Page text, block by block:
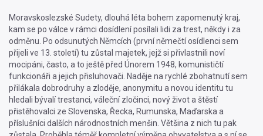
Moravskoslezské Sudety, dlouhá léta bohem zapomenutý kraj,
kam se po válce v rámci dosídlení posílali lidi za trest, někdy i za
odměnu. Po odsunutých Němcích (první němečtí osídlenci sem
přijeli ve 13. století) tu zůstal majetek, jejž si přivlastnili noví
mocipáni, často, a to ještě před Únorem 1948, komunističtí
funkcionáři a jejich přisluhovači. Naděje na rychlé zbohatnutí sem
přilákala dobrodruhy a zloděje, anonymitu a novou identitu tu
hledali bývalí trestanci, váleční zločinci, nový život a štěstí
přistěhovalci ze Slovenska, Řecka, Rumunska, Maďarska a
příslušníci dalších národnostních menšin. Většina z nich tu pak